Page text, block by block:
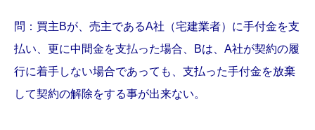
問：買主Bが、売主であるA社（宅建業者）に手付金を支
払い、更に中間金を支払った場合、Bは、A社が契約の履
行に着手しない場合であっても、支払った手付金を放棄
して契約の解除をする事が出来ない。